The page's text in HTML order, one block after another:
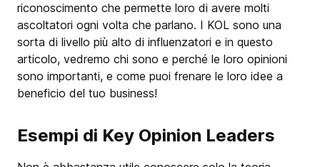
riconoscimento che permette loro di avere molti
ascoltatori ogni volta che parlano. I KOL sono una
sorta di livello più alto di influenzatori e in questo
articolo, vedremo chi sono e perché le loro opinioni
sono importanti, e come puoi frenare le loro idee a
beneficio del tuo business!
Esempi di Key Opinion Leaders